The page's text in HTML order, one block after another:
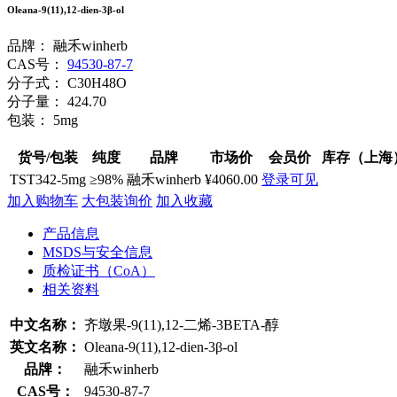
Oleana-9(11),12-dien-3β-ol
品牌：
融禾winherb
CAS号：
94530-87-7
分子式：
C30H48O
分子量：
424.70
包装：
5mg
货号/包装 纯度 品牌 市场价 会员价 库存（上海
TST342-5mg ≥98% 融禾winherb ¥4060.00 登录可见
加入购物车 大包装询价 加入收藏
产品信息
MSDS与安全信息
质检证书（CoA）
相关资料
中文名称： 齐墩果-9(11),12-二烯-3BETA-醇
英文名称： Oleana-9(11),12-dien-3β-ol
品牌：
融禾winherb
CAS号：
94530-87-7